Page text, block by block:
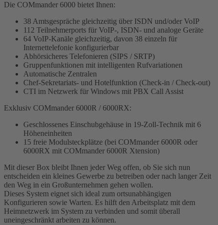
Die COMmander 6000 bietet Ihnen:
38 Amtsgespräche gleichzeitig über ISDN und/oder VoIP
112 Teilnehmerports für VoIP-, ISDN- und analoge Geräte
64 VoIP-Kanäle gleichzeitig, davon 38 einzeln für
Internettelefonie konfigurierbar
Abhörsicheres Telefonieren (SIPS / SRTP)
Gruppenfunktionen mit intelligenten Rufvariationen
Automatische Zentralen
Chef-Sekretariats- und Hotelfunktion (Check-in / Check-out)
CTI im Netzwerk für Windows mit PBX Call Assist
Exklusiv COMmander 6000R / 6000RX:
Geschlossenes Einschubgehäuse in 19-Zoll-Technik mit 6
Höheneinheiten
15 freie Modulsteckplätze (bei COMmander 6000R oder
6000RX mit COMmander 6000R Xtension)
Mit dieser Box bleibt Ihnen jeder Weg offen, ob Sie sich nun
entscheiden ein kleines Gewerbe zu betreiben oder nach langer Zeit
den Weg in ein Großunternehmen gehen wollen.
Dieses System eignet sich ideal zum ortsunabhängigen
Konfigurieren sowie Warten. Es hilft den Arbeitsplatz mit dem
Heimnetzwerk im System zu verbinden und somit überall
uneingeschränkt arbeiten zu können.